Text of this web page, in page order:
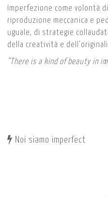
Imperfezione come volontà
riproduzione meccanica e
uguale, di strategie
della creatività e
“There is a kind of beauty in
Noi siamo imperfect